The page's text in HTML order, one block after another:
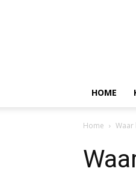
HOME
Home Waar